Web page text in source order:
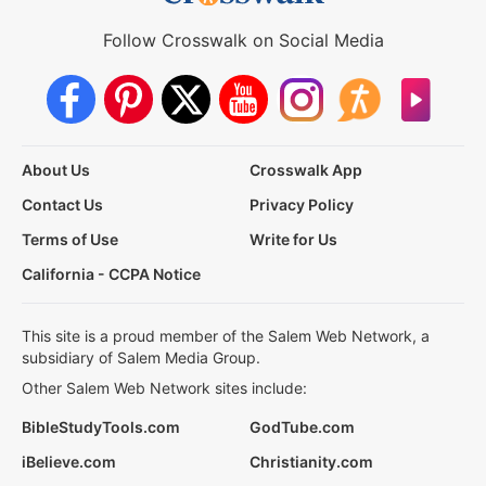
Follow Crosswalk on Social Media
About Us
Crosswalk App
Contact Us
Privacy Policy
Terms of Use
Write for Us
California - CCPA Notice
This site is a proud member of the Salem Web Network, a
subsidiary of Salem Media Group.
Other Salem Web Network sites include:
BibleStudyTools.com
GodTube.com
iBelieve.com
Christianity.com